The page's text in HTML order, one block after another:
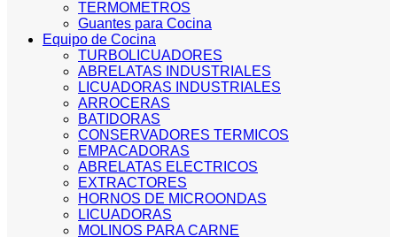
TERMOMETROS
Guantes para Cocina
Equipo de Cocina
TURBOLICUADORES
ABRELATAS INDUSTRIALES
LICUADORAS INDUSTRIALES
ARROCERAS
BATIDORAS
CONSERVADORES TERMICOS
EMPACADORAS
ABRELATAS ELECTRICOS
EXTRACTORES
HORNOS DE MICROONDAS
LICUADORAS
MOLINOS PARA CARNE